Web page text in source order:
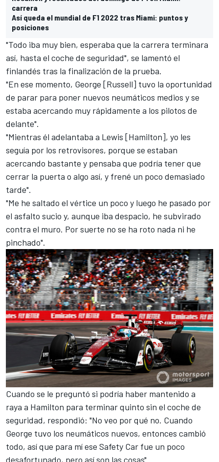
carrera
Así queda el mundial de F1 2022 tras Miami: puntos y
posiciones
"Todo iba muy bien, esperaba que la carrera terminara
así, hasta el coche de seguridad", se lamentó el
finlandés tras la finalización de la prueba.
"En ese momento, George [Russell] tuvo la oportunidad
de parar para poner nuevos neumáticos medios y se
estaba acercando muy rápidamente a los pilotos de
delante".
"Mientras él adelantaba a Lewis [Hamilton], yo les
seguía por los retrovisores, porque se estaban
acercando bastante y pensaba que podría tener que
cerrar la puerta o algo así, y frené un poco demasiado
tarde".
"Me he saltado el vértice un poco y luego he pasado por
el asfalto sucio y, aunque iba despacio, he subvirado
contra el muro. Por suerte no se ha roto nada ni he
pinchado".
Cuando se le preguntó si podría haber mantenido a
raya a Hamilton para terminar quinto sin el coche de
seguridad, respondió: "No veo por qué no. Cuando
George tuvo los neumáticos nuevos, entonces cambió
todo, así que para mí ese Safety Car fue un poco
desafortunado, pero así son las cosas".